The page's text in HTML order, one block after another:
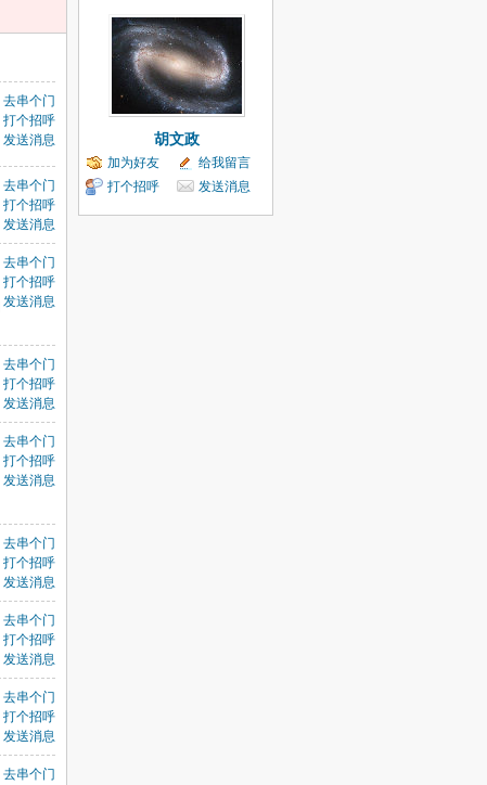
去串个门
打个招呼
发送消息
去串个门
打个招呼
发送消息
去串个门
打个招呼
发送消息
去串个门
打个招呼
发送消息
去串个门
打个招呼
发送消息
去串个门
打个招呼
发送消息
去串个门
打个招呼
发送消息
去串个门
打个招呼
发送消息
去串个门
胡文政
加为好友
给我留言
打个招呼
发送消息